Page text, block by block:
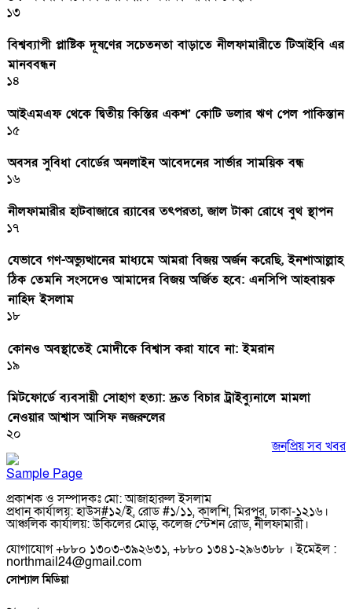
১৩
বিশ্বব্যাপী প্লাষ্টিক দূষণের সচেতনতা বাড়াতে নীলফামারীতে টিআইবি এর
মানববন্ধন
১৪
আইএমএফ থেকে দ্বিতীয় কিস্তির একশ’ কোটি ডলার ঋণ পেল পাকিস্তান
১৫
অবসর সুবিধা বোর্ডের অনলাইন আবেদনের সার্ভার সাময়িক বন্ধ
১৬
নীলফামারীর হাটবাজারে র‌্যাবের তৎপরতা, জাল টাকা রোধে বুথ স্থাপন
১৭
যেভাবে গণ-অভ্যুত্থানের মাধ্যমে আমরা বিজয় অর্জন করেছি, ইনশাআল্লাহ
ঠিক তেমনি সংসদেও আমাদের বিজয় অর্জিত হবে: এনসিপি আহবায়ক
নাহিদ ইসলাম
১৮
কোনও অবস্থাতেই মোদীকে বিশ্বাস করা যাবে না: ইমরান
১৯
মিটফোর্ডে ব্যবসায়ী সোহাগ হত্যা: দ্রুত বিচার ট্রাইব্যুনালে মামলা
নেওয়ার আশ্বাস আসিফ নজরুলের
২০
জনপ্রিয় সব খবর
Sample Page
প্রকাশক ও সম্পাদকঃ মো: আজাহারুল ইসলাম
প্রধান কার্যালয়: হাউস#১২/ই, রোড #১/১১, কালশি, মিরপুর, ঢাকা-১২১৬।
আঞ্চলিক কার্যালয়: উকিলের মোড়, কলেজ স্টেশন রোড, নীলফামারী।
যোগাযোগ +৮৮০ ১৩০৩-৩৯২৬৩১, +৮৮০ ১৩৪১-২৯৬৩৮৮ । ইমেইল :
northmail24@gmail.com
সোশ্যাল মিডিয়া